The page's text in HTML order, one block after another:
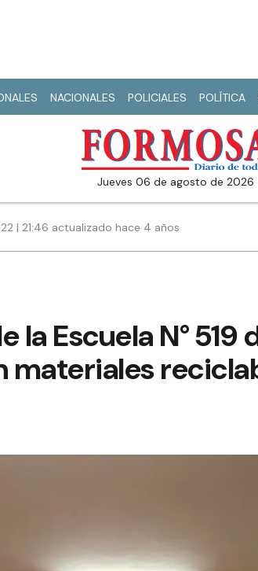
NACIONALES POLICIALES POLÍTICA
jueves 06 de agosto de 2026
| 21:46 actualizado hace 4 años
la Escuela N°
materiales